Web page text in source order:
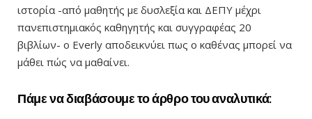
ιστορία -από μαθητής με δυσλεξία και ΔΕΠΥ μέχρι
πανεπιστημιακός καθηγητής και συγγραφέας 20
βιβλίων- ο Everly αποδεικνύει πως ο καθένας μπορεί να
μάθει πώς να μαθαίνει.
Πάμε να διαβάσουμε το άρθρο του αναλυτικά: